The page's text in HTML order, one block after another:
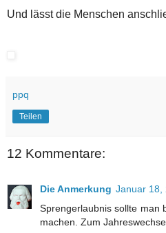
Und lässt die Menschen
ppq
Teilen
12 Kommentare:
Die Anmerkung Januar 18,
Sprengerlaubnis sollte man
machen. Zum